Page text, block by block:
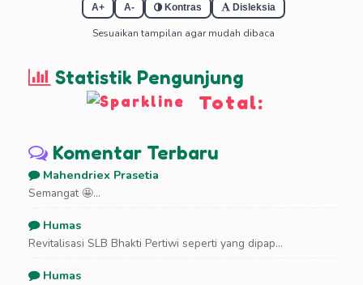
A+ A- Kontras Disleksia
Sesuaikan tampilan agar mudah dibaca
Statistik Pengunjung
Total:
Komentar Terbaru
Mahendriex Prasetia
Semangat 🤩...
Humas
Revitalisasi SLB Bhakti Pertiwi seperti yang dipap...
Humas